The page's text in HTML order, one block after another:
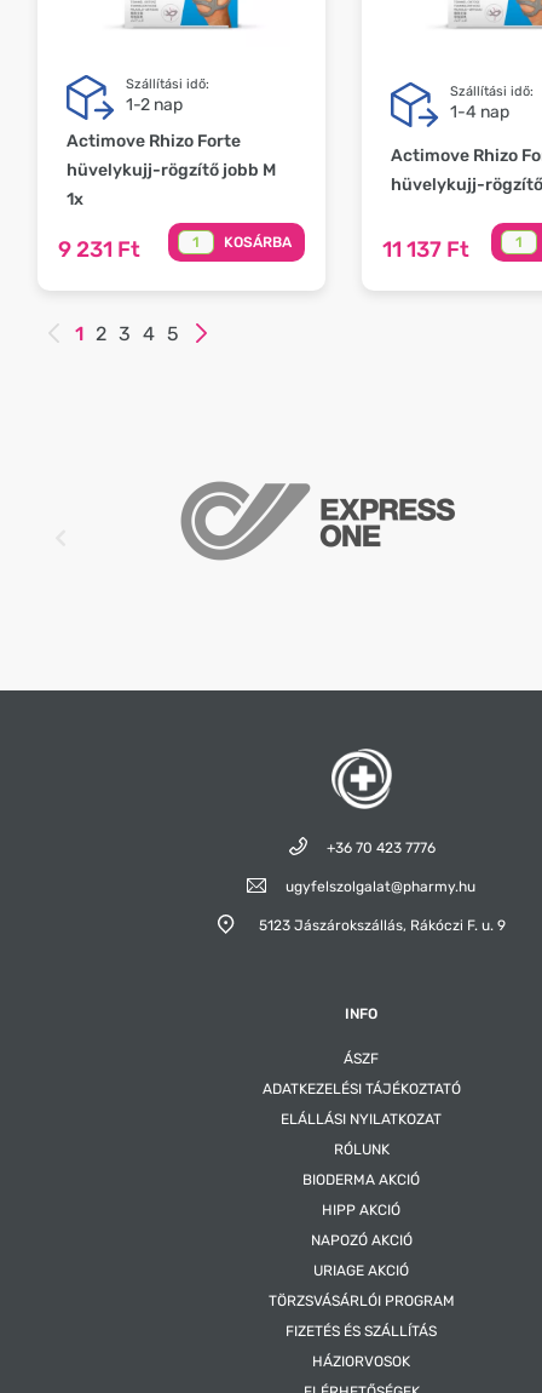
Szállítási idő:
1-2 nap
Actimove Rhizo Forte
hüvelykujj-rögzítő jobb M
1x
9 231 Ft KOSÁRBA
Szállítási idő:
1-4 nap
Actimove Rhizo
hüvelykujj-rögzítő
11 137 Ft
1 2 3 4 5
+36 70 423 7776
ugyfelszolgalat@pharmy.hu
5123 Jászárokszállás, Rákóczi F. u. 9
INFO
ÁSZF
ADATKEZELÉSI TÁJÉKOZTATÓ
ELÁLLÁSI NYILATKOZAT
RÓLUNK
BIODERMA AKCIÓ
HIPP AKCIÓ
NAPOZÓ AKCIÓ
URIAGE AKCIÓ
TÖRZSVÁSÁRLÓI PROGRAM
FIZETÉS ÉS SZÁLLÍTÁS
HÁZIORVOSOK